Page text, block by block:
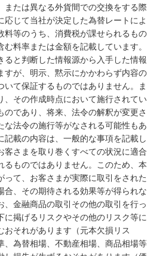
または異なる外貨間での交換をする際
応じて当社が決定した為替レートによ
料等のうち、消費税が課せられるもの
料率または金額を記載しています。
ると判断した情報源から入手した情報
すが、明示、黙示にかかわらず内容の
いて保証するものではありません。ま
、その作成時点において施行されてい
のであり、将来、法令の解釈が変更さ
な法令の施行等がなされる可能性もあ
記載の内容は、一般的な事項を記載し
客さまを取り巻くすべての状況に適合
るものではありません。このため、本
って、お客さまが実際に取引をされた
合、その期待される効果等が得られな
、金融商品の取引その他の取引を行っ
に掲げるリスクやその他のリスク等に
おそれがあります（元本欠損リス
、為替相場、不動産相場、商品相場等